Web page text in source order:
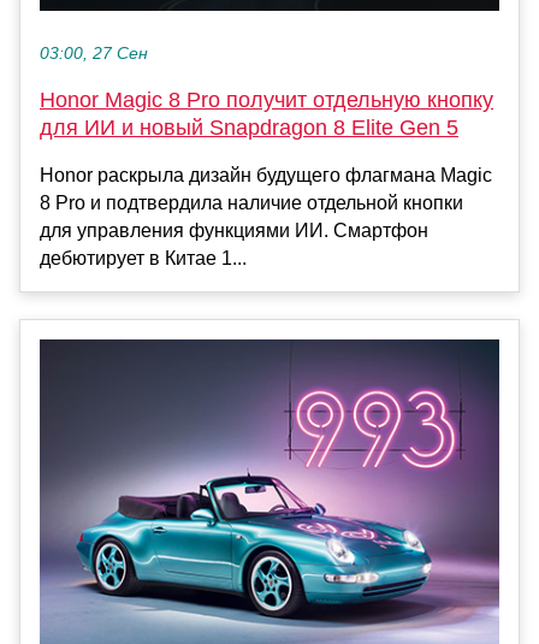
03:00, 27 Сен
Honor Magic 8 Pro получит отдельную кнопку
для ИИ и новый Snapdragon 8 Elite Gen 5
Honor раскрыла дизайн будущего флагмана Magic
8 Pro и подтвердила наличие отдельной кнопки
для управления функциями ИИ. Смартфон
дебютирует в Китае 1...